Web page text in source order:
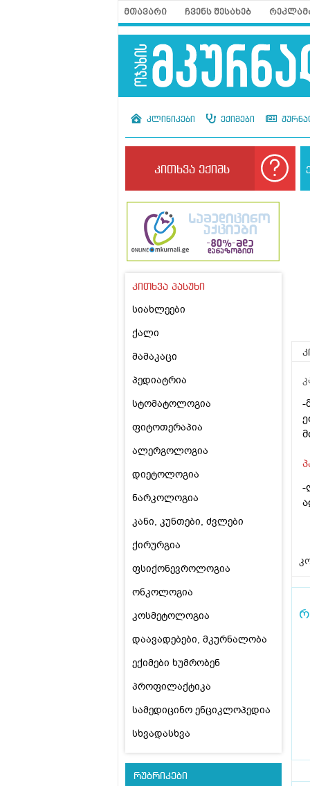
მთავარი ჩვენს შესახებ
კლინიკები ექიმები
კითხვა ექიმს
კითხვა პასუხი
სიახლეები
ქალი
მამაკაცი
პედიატრია
სტომატოლოგია
ფიტოთერაპია
ალერგოლოგია
დიეტოლოგია
ნარკოლოგია
კანი, კუნთები, ძვლები
ქირურგია
ფსიქონევროლოგია
ონკოლოგია
კოსმეტოლოგია
დაავადებები, მკურნალობა
ექიმები ხუმრობენ
პროფილაქტიკა
სამედიცინო ენციკლოპედია
სხვადასხვა
რუბრიკები
-
-